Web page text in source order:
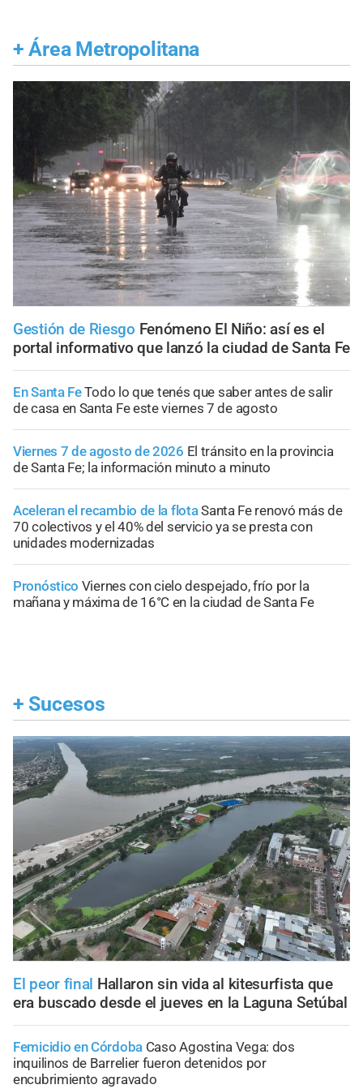
+ Área Metropolitana
Gestión de Riesgo Fenómeno El Niño: así es el
portal informativo que lanzó la ciudad de Santa Fe
En Santa FeTodo lo que tenés que saber antes de salir
de casa en Santa Fe este viernes 7 de agosto
Viernes 7 de agosto de 2026 El tránsito en la provincia
de Santa Fe; la información minuto a minuto
Aceleran el recambio de la flotaSanta Fe renovó más de
70 colectivos y el 40% del servicio ya se presta con
unidades modernizadas
Pronóstico Viernes con cielo despejado, frío por la
mañana y máxima de 16°C en la ciudad de Santa Fe
+ Sucesos
El peor final Hallaron sin vida al kitesurfista que
era buscado desde el jueves en la Laguna Setúbal
Femicidio en Córdoba Caso Agostina Vega: dos
inquilinos de Barrelier fueron detenidos por
encubrimiento agravado